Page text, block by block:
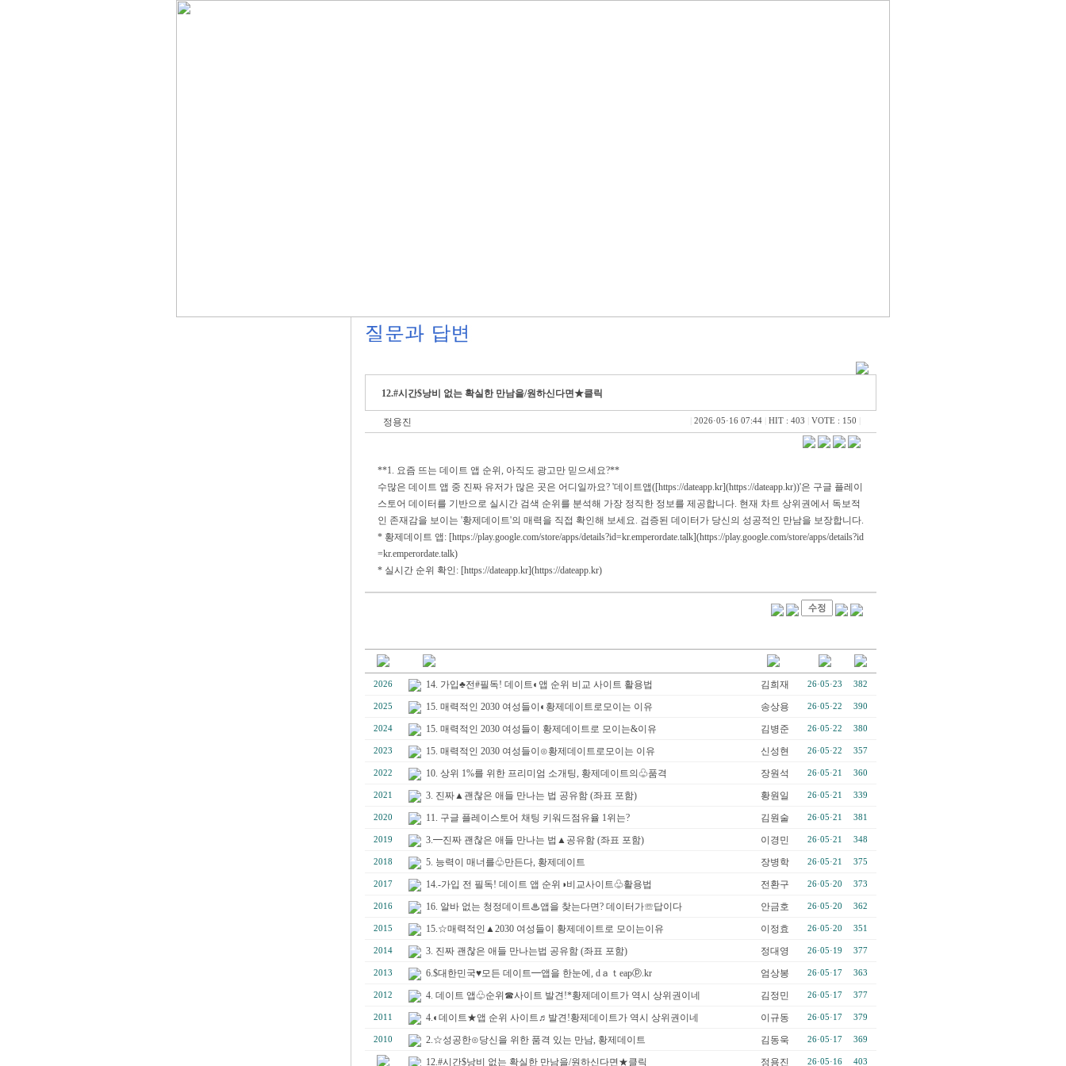
12.#시간$낭비 없는 확실한 만남을/원하신다면★클릭
정용진 2026·05·16 07:44 HIT : 403 VOTE : 150
**1. 요즘 뜨는 데이트 앱 순위, 아직도 광고만 믿으세요?**
수많은 데이트 앱 중 진짜 유저가 많은 곳은 어디일까요? '데이트앱([https://dateapp.kr](https://dateapp.kr))'은 구글 플레이
스토어 데이터를 기반으로 실시간 검색 순위를 분석해 가장 정직한 정보를 제공합니다. 현재 차트 상위권에서 독보적
인 존재감을 보이는 '황제데이트'의 매력을 직접 확인해 보세요. 검증된 데이터가 당신의 성공적인 만남을 보장합니다.
* 황제데이트 앱: [https://play.google.com/store/apps/details?id=kr.emperordate.talk](https://play.google.com/store/apps/details?id
=kr.emperordate.talk)
* 실시간 순위 확인: [https://dateapp.kr](https://dateapp.kr)
2026 14. 가입♣전#필독! 데이트◐앱 순위 비교 사이트 활용법 김희재 26·05·23 382
2025 15. 매력적인 2030 여성들이◐황제데이트로모이는 이유 송상용 26·05·22 390
2024 15. 매력적인 2030 여성들이 황제데이트로 모이는&이유 김병준 26·05·22 380
2023 15. 매력적인 2030 여성들이⊙황제데이트로모이는 이유 신성현 26·05·22 357
2022 10. 상위 1%를 위한 프리미엄 소개팅, 황제데이트의♧품격 장원석 26·05·21 360
2021 3. 진짜▲괜찮은 애들 만나는 법 공유함 (좌표 포함) 황원일 26·05·21 339
2020 11. 구글 플레이스토어 채팅 키워드점유율 1위는? 김원술 26·05·21 381
2019 3.━진짜 괜찮은 애들 만나는 법▲공유함 (좌표 포함) 이경민 26·05·21 348
2018 5. 능력이 매너를♧만든다, 황제데이트 장병학 26·05·21 375
2017 14.-가입 전 필독! 데이트 앱 순위◑비교사이트♧활용법 전환구 26·05·20 373
2016 16. 알바 없는 청정데이트♨앱을 찾는다면? 데이터가☏답이다 안금호 26·05·20 362
2015 15.☆매력적인▲2030 여성들이 황제데이트로 모이는이유 이정효 26·05·20 351
2014 3. 진짜 괜찮은 애들 만나는법 공유함 (좌표 포함) 정대영 26·05·19 377
2013 6.$대한민국♥모든 데이트━앱을 한눈에, dａｔeapⓟ.kr 엄상봉 26·05·17 363
2012 4. 데이트 앱♧순위☎사이트 발견!*황제데이트가 역시 상위권이네 김정민 26·05·17 377
2011 4.◐데이트★앱 순위 사이트♬발견!황제데이트가 역시 상위권이네 이규동 26·05·17 379
2010 2.☆성공한⊙당신을 위한 품격 있는 만남, 황제데이트 김동욱 26·05·17 369
12.#시간$낭비 없는 확실한 만남을/원하신다면★클릭 정용진 26·05·16 403